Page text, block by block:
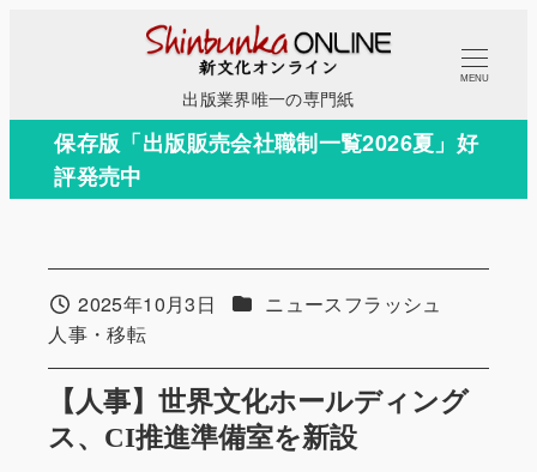
コ
テ
出版業界唯一の専門紙
MENU
保存版「出版販売会社職制一覧2026夏」好
評発売中
【人事】世界文化ホールディング
ス、CI推進準備室を新設
投稿日2025年10月3日 カテゴリー
ニュースフラッシュ
カテゴリー
人事・移転